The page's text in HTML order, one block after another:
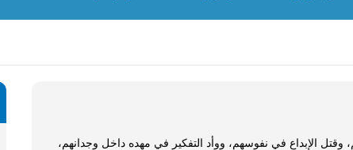
وقتل الإبداع في نفوسهم، ووأد التفكير في مهده داخل وجدانهم،